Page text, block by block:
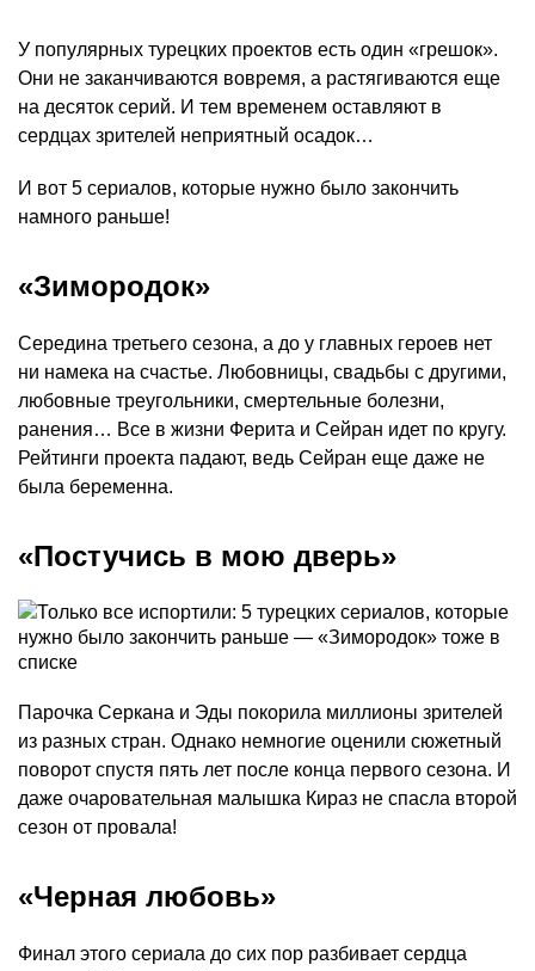
У популярных турецких проектов есть один «грешок».
Они не заканчиваются вовремя, а растягиваются еще
на десяток серий. И тем временем оставляют в
сердцах зрителей неприятный осадок…
И вот 5 сериалов, которые нужно было закончить
намного раньше!
«Зимородок»
Середина третьего сезона, а до у главных героев нет
ни намека на счастье. Любовницы, свадьбы с другими,
любовные треугольники, смертельные болезни,
ранения… Все в жизни Ферита и Сейран идет по кругу.
Рейтинги проекта падают, ведь Сейран еще даже не
была беременна.
«Постучись в мою дверь»
Парочка Серкана и Эды покорила миллионы зрителей
из разных стран. Однако немногие оценили сюжетный
поворот спустя пять лет после конца первого сезона. И
даже очаровательная малышка Кираз не спасла второй
сезон от провала!
«Черная любовь»
Финал этого сериала до сих пор разбивает сердца